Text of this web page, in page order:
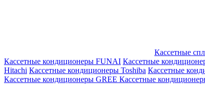
Кассетные
Кассетные кондиционеры FUNAI Кассетные
Hitachi Кассетные кондиционеры Toshiba Кассетные
Кассетные кондиционеры GREE Кассетные